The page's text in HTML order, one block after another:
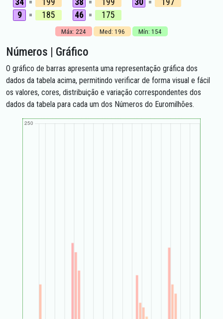
= = =
9
= 185 46 = 175
Máx: 224 Med: 196 Mín: 154
Números | Gráfico
O gráfico de barras apresenta uma representação gráfica dos
dados da tabela acima, permitindo verificar de forma visual e fácil
os valores, cores, distribuição e variação correspondentes dos
dados da tabela para cada um dos Números do Euromilhões.